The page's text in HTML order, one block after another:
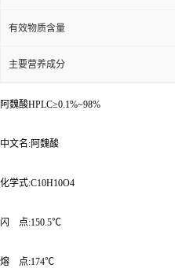
有效物质含量
主要营养成分
阿魏酸HPLC≥0.1%~98%
中文名:阿魏酸
化学式:C10H10O4
闪 点:150.5℃
熔 点:174℃